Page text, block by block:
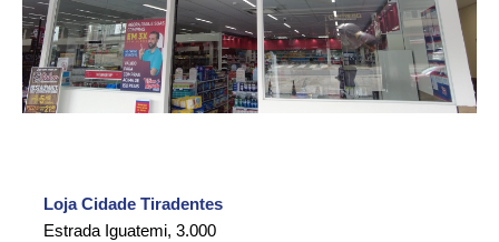
Loja Cidade Tiradentes
Estrada Iguatemi, 3.000